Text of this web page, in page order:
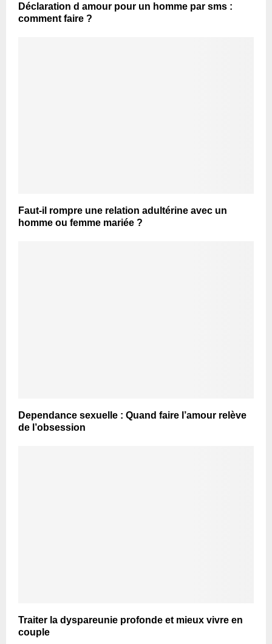
Déclaration d amour pour un homme par sms :
comment faire ?
Faut-il rompre une relation adultérine avec un
homme ou femme mariée ?
Dependance sexuelle : Quand faire l’amour relève
de l’obsession
Traiter la dyspareunie profonde et mieux vivre en
couple